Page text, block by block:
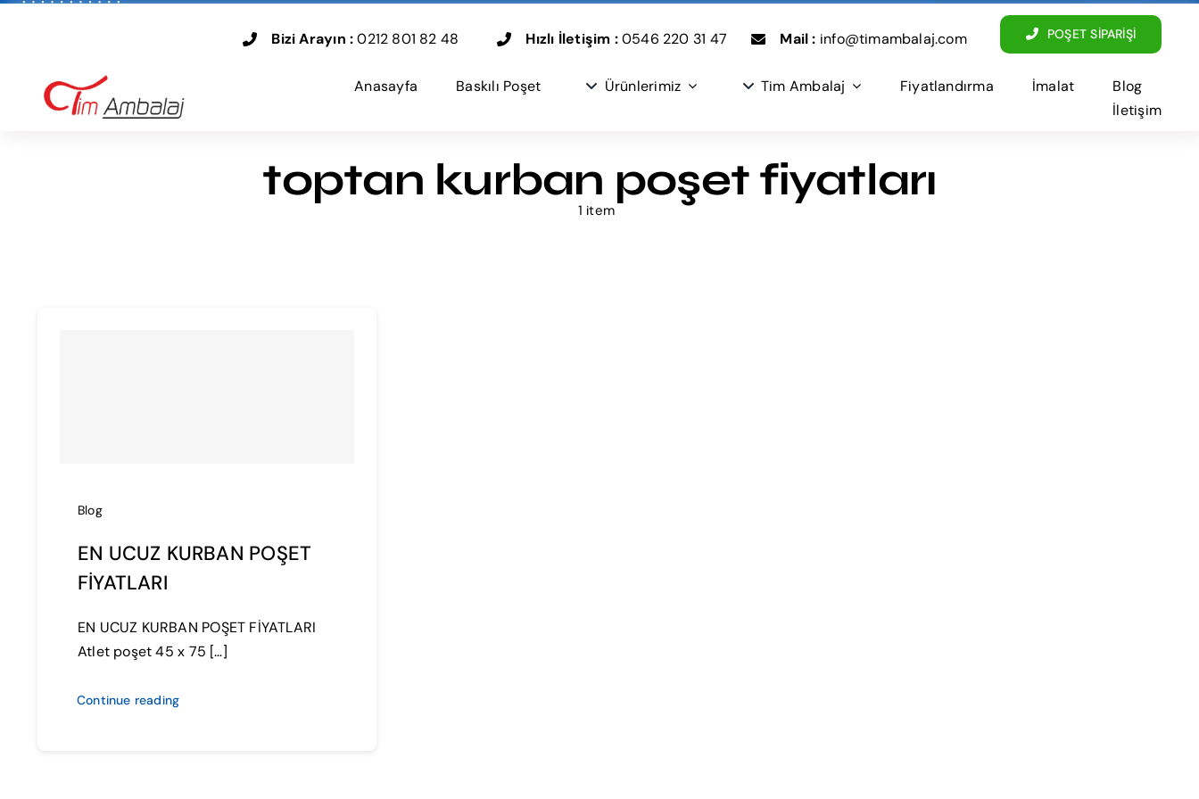
Bizi Arayın :0212 801 82 48 Hızlı İletişim :0546 220 31 47 Mail : info@timambalaj.com POŞET SİPARİŞİ
Anasayfa Baskılı Poşet Ürünlerimiz Tim Ambalaj Fiyatlandırma İmalat
Blog
İletişim
toptan kurban poşet fiyatları
1 item
Blog
EN UCUZ KURBAN POŞET
FİYATLARI
EN UCUZ KURBAN POŞET FİYATLARI
Atlet poşet 45 x 75 […]
Continue reading